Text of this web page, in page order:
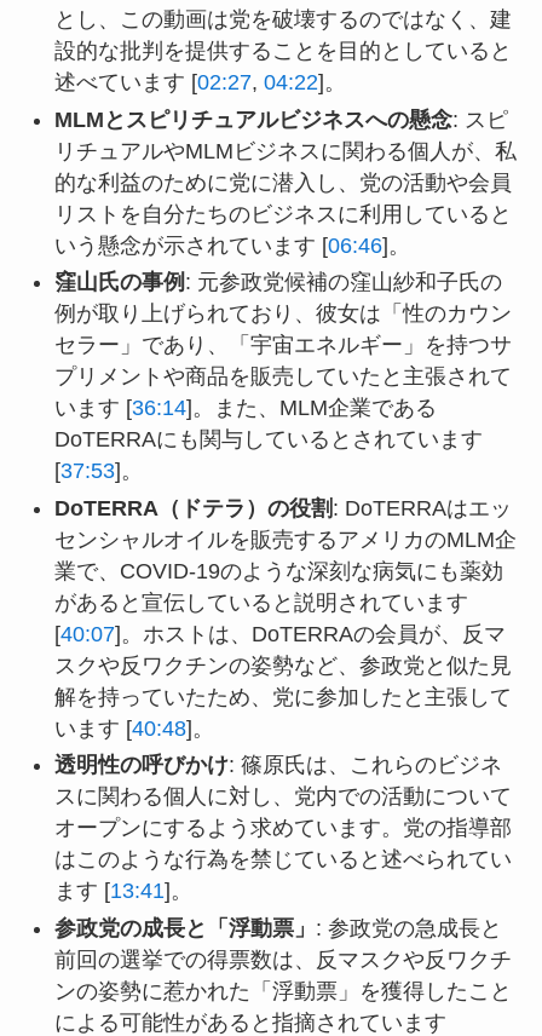
とし、この動画は党を破壊するのではなく、建
設的な批判を提供することを目的としていると
述べています [02:27, 04:22]。
MLMとスピリチュアルビジネスへの懸念: スピ
リチュアルやMLMビジネスに関わる個人が、私
的な利益のために党に潜入し、党の活動や会員
リストを自分たちのビジネスに利用していると
いう懸念が示されています [06:46]。
窪山氏の事例 : 元参政党候補の窪山紗和子氏の
例が取り上げられており、彼女は「性のカウン
セラー」であり、「宇宙エネルギー」を持つサ
プリメントや商品を販売していたと主張されて
います [36:14]。また、MLM企業である
DoTERRAにも関与しているとされています
[37:53]。
DoTERRA（ドテラ）の役割 : DoTERRAはエッ
センシャルオイルを販売するアメリカのMLM企
業で、COVID-19のような深刻な病気にも薬効
があると宣伝していると説明されています
[40:07]。ホストは、DoTERRAの会員が、反マ
スクや反ワクチンの姿勢など、参政党と似た見
解を持っていたため、党に参加したと主張して
います [40:48]。
透明性の呼びかけ: 篠原氏は、これらのビジネ
スに関わる個人に対し、党内での活動について
オープンにするよう求めています。党の指導部
はこのような行為を禁じていると述べられてい
ます [13:41]。
参政党の成長と「浮動票」 : 参政党の急成長と
前回の選挙での得票数は、反マスクや反ワクチ
ンの姿勢に惹かれた「浮動票」を獲得したこと
による可能性があると指摘されています